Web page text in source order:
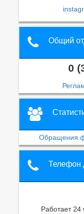
Общий
0
Обращения
Телефон
Работает 24